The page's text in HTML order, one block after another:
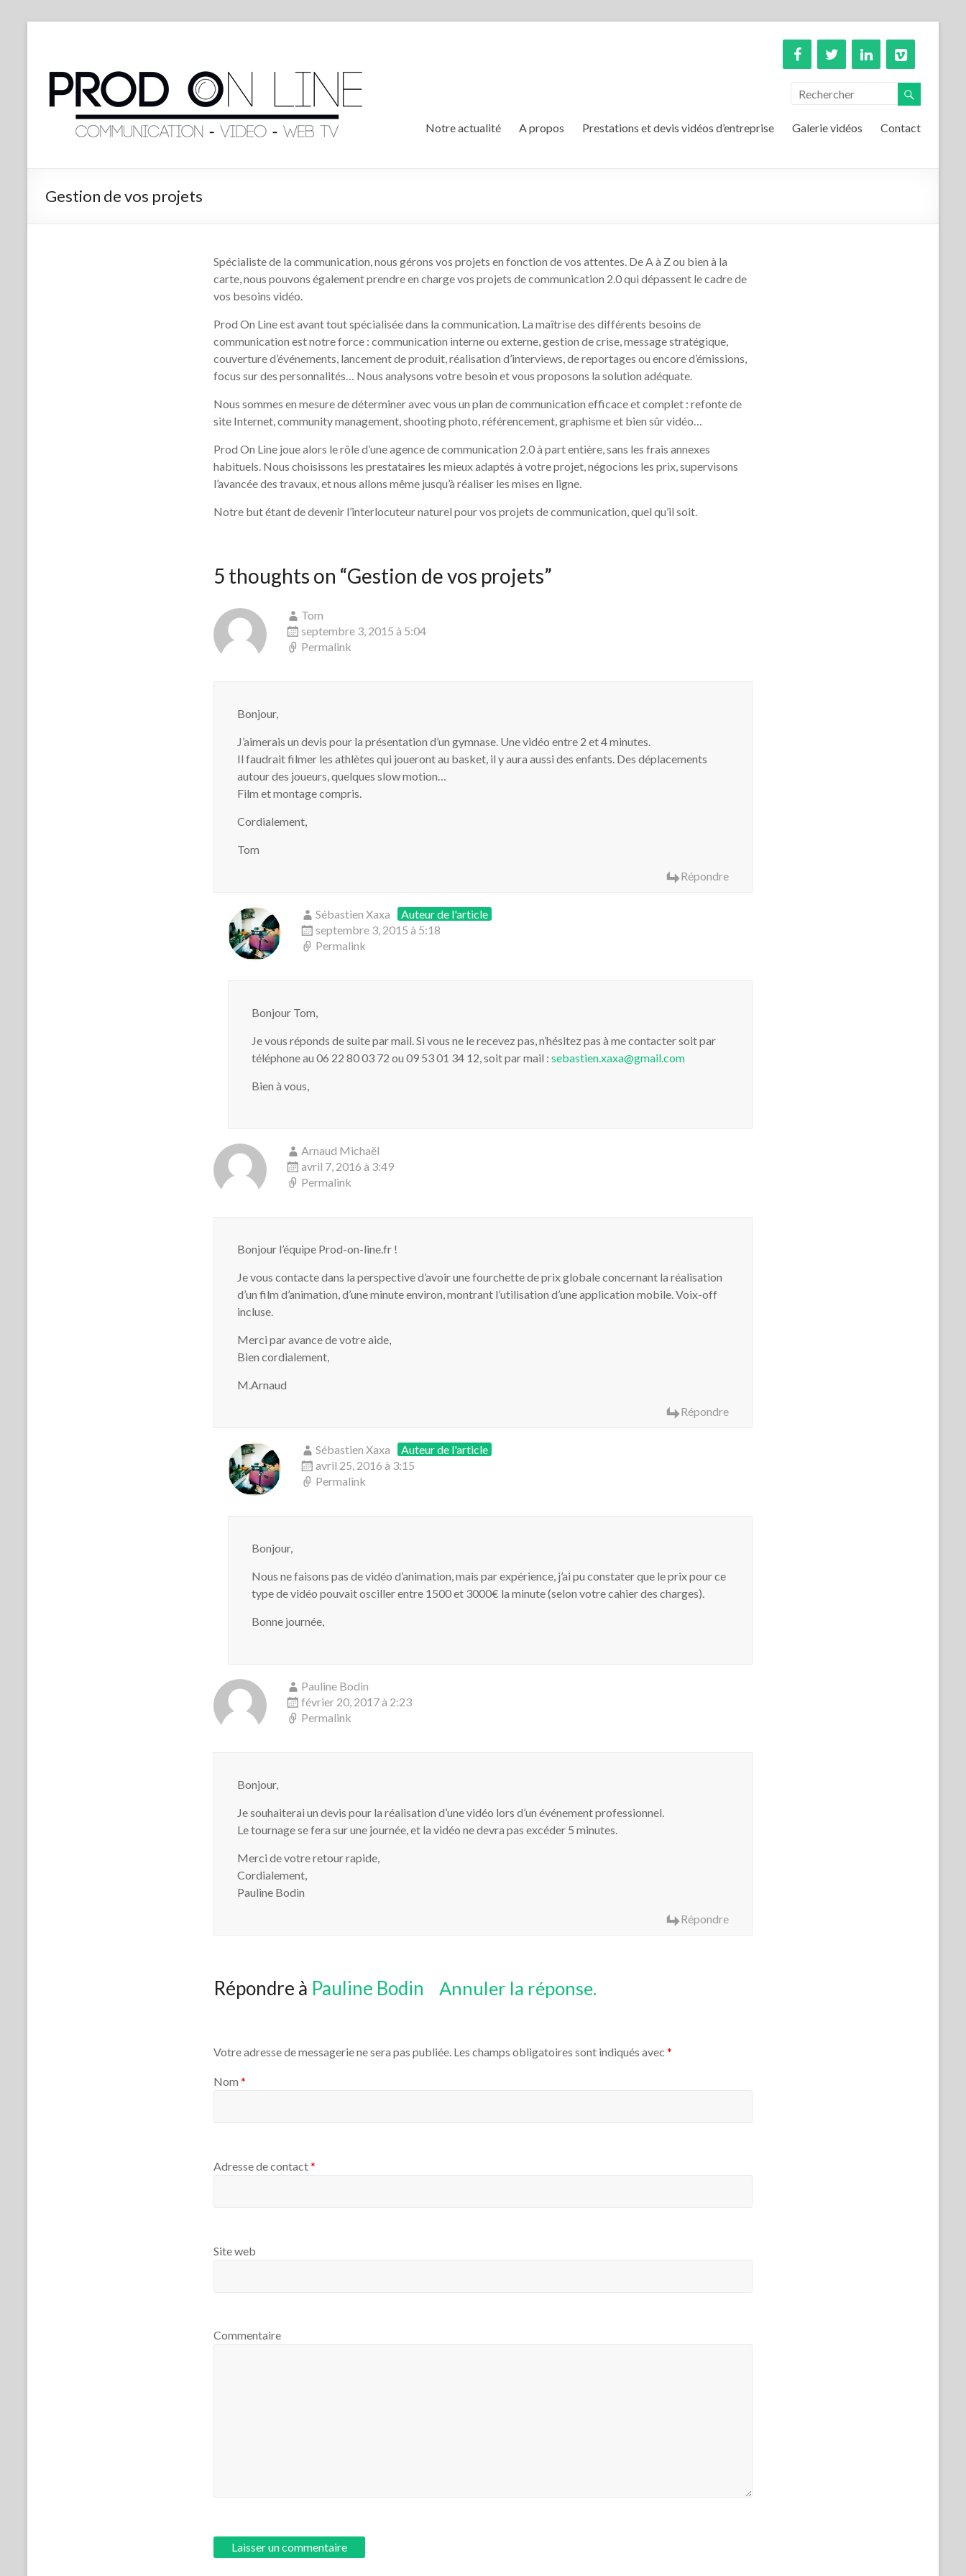
Notre actualité A propos Prestations et devis vidéos d’entreprise Galerie vidéos Contact
Gestion de vos projets
Spécialiste de la communication, nous gérons vos projets en fonction de vos attentes. De A à Z ou bien à la
carte, nous pouvons également prendre en charge vos projets de communication 2.0 qui dépassent le cadre de
vos besoins vidéo.
Prod On Line est avant tout spécialisée dans la communication. La maîtrise des différents besoins de
communication est notre force : communication interne ou externe, gestion de crise, message stratégique,
couverture d’événements, lancement de produit, réalisation d’interviews, de reportages ou encore d’émissions,
focus sur des personnalités… Nous analysons votre besoin et vous proposons la solution adéquate.
Nous sommes en mesure de déterminer avec vous un plan de communication efficace et complet : refonte de
site Internet, community management, shooting photo, référencement, graphisme et bien sûr vidéo…
Prod On Line joue alors le rôle d’une agence de communication 2.0 à part entière, sans les frais annexes
habituels. Nous choisissons les prestataires les mieux adaptés à votre projet, négocions les prix, supervisons
l’avancée des travaux, et nous allons même jusqu’à réaliser les mises en ligne.
Notre but étant de devenir l’interlocuteur naturel pour vos projets de communication, quel qu’il soit.
5 thoughts on “Gestion de vos projets”
Tom
septembre 3, 2015 à 5:04
Permalink
Bonjour,
J’aimerais un devis pour la présentation d’un gymnase. Une vidéo entre 2 et 4 minutes.
Il faudrait filmer les athlètes qui joueront au basket, il y aura aussi des enfants. Des déplacements
autour des joueurs, quelques slow motion…
Film et montage compris.
Cordialement,
Tom
Répondre
Sébastien Xaxa
Auteur de l'article
septembre 3, 2015 à 5:18
Permalink
Bonjour Tom,
Je vous réponds de suite par mail. Si vous ne le recevez pas, n’hésitez pas à me contacter soit par
téléphone au 06 22 80 03 72 ou 09 53 01 34 12, soit par mail : sebastien.xaxa@gmail.com
Bien à vous,
Arnaud Michaël
avril 7, 2016 à 3:49
Permalink
Bonjour l’équipe Prod-on-line.fr !
Je vous contacte dans la perspective d’avoir une fourchette de prix globale concernant la réalisation
d’un film d’animation, d’une minute environ, montrant l’utilisation d’une application mobile. Voix-off
incluse.
Merci par avance de votre aide,
Bien cordialement,
M.Arnaud
Répondre
Sébastien Xaxa
Auteur de l'article
avril 25, 2016 à 3:15
Permalink
Bonjour,
Nous ne faisons pas de vidéo d’animation, mais par expérience, j’ai pu constater que le prix pour ce
type de vidéo pouvait osciller entre 1500 et 3000€ la minute (selon votre cahier des charges).
Bonne journée,
Pauline Bodin
février 20, 2017 à 2:23
Permalink
Bonjour,
Je souhaiterai un devis pour la réalisation d’une vidéo lors d’un événement professionnel.
Le tournage se fera sur une journée, et la vidéo ne devra pas excéder 5 minutes.
Merci de votre retour rapide,
Cordialement,
Pauline Bodin
Répondre
Répondre à Pauline Bodin Annuler la réponse.
Votre adresse de messagerie ne sera pas publiée. Les champs obligatoires sont indiqués avec *
Nom *
Adresse de contact*
Site web
Commentaire